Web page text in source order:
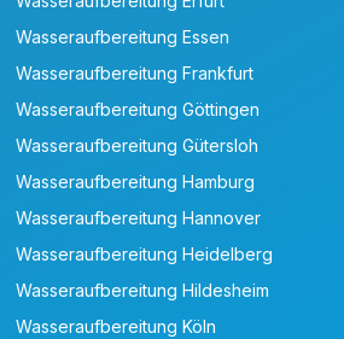
Wasseraufbereitung Essen
Wasseraufbereitung Frankfurt
Wasseraufbereitung Göttingen
Wasseraufbereitung Gütersloh
Wasseraufbereitung Hamburg
Wasseraufbereitung Hannover
Wasseraufbereitung Heidelberg
Wasseraufbereitung Hildesheim
Wasseraufbereitung Köln